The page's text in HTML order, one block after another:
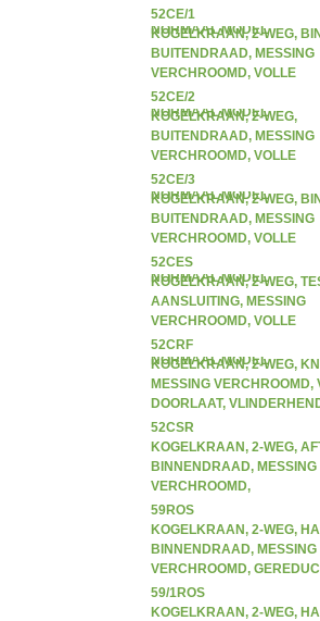
DOORLAAT,
NORMAAL MODEL
52CE/1
KOGELKRAAN, 2-WEG,
BUITENDRAAD, MESSING
VERCHROOMD, VOLLE
DOORLAAT,
NORMAAL MODEL
52CE/2
KOGELKRAAN, 2-WEG,
BUITENDRAAD, MESSING
VERCHROOMD, VOLLE
DOORLAAT,
NORMAAL MODEL
52CE/3
KOGELKRAAN, 2-WEG,
BUITENDRAAD, MESSING
VERCHROOMD, VOLLE
DOORLAAT,
NORMAAL MODEL
52CES
KOGELKRAAN, 2-WEG,
AANSLUITING, MESSING
VERCHROOMD, VOLLE
DOORLAAT,
NORMAAL MODEL
52CRF
KOGELKRAAN, 2-WEG,
MESSING VERCHROOMD,
DOORLAAT,
ZWAAR MODEL
52CSR
KOGELKRAAN, 2-WEG,
BINNENDRAAD, MESSING
VERCHROOMD,
VLINDERHENDEL, ZWAAR
59ROS
KOGELKRAAN, 2-WEG,
BINNENDRAAD, MESSING
VERCHROOMD,
DOORLAAT, ZWAAR MODEL
59/1ROS
KOGELKRAAN, 2-WEG,